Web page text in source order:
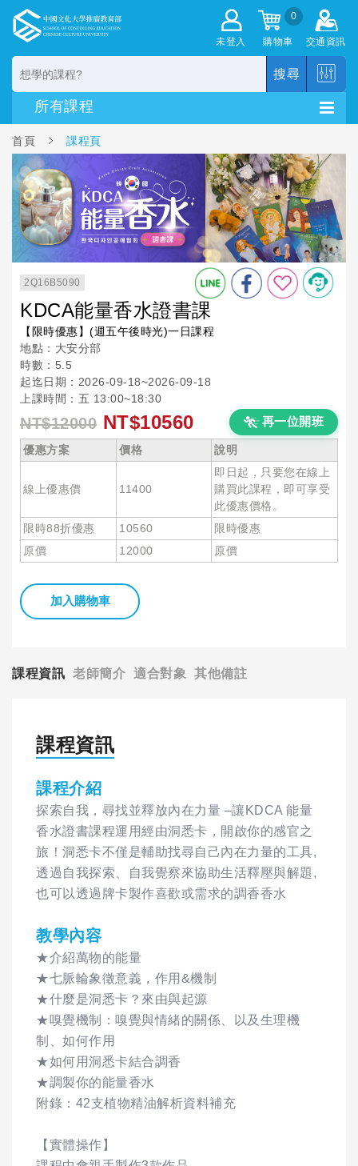
未登入
0
購物車 交通資訊
搜尋
首頁 課程頁
2Q16B5090
KDCA能量香水證書課
【限時優惠】(週五午後時光)一日課程
地點：大安分部
時數：5.5
起迄日期：2026-09-18~2026-09-18
上課時間：五 13:00~18:30
NT$12000 NT$10560 再一位開班
優惠方案 價格 說明
線上優惠價 11400
即日起，只要您在線上
購買此課程，即可享受
此優惠價格。
限時88折優惠
10560
限時優惠
原價
12000 原價
加入購物車
課程資訊 老師簡介 適合對象 其他備註
課程資訊
課程介紹
探索自我，尋找並釋放內在力量 –讓KDCA 能量
香水證書課程運用經由洞悉卡，開啟你的感官之
旅！洞悉卡不僅是輔助找尋自己內在力量的工具,
透過自我探索、自我覺察來協助生活釋壓與解題,
也可以透過牌卡製作喜歡或需求的調香香水
教學內容
★介紹萬物的能量
★七脈輪象徵意義，作用&機制
★什麼是洞悉卡？來由與起源
★嗅覺機制：嗅覺與情緒的關係、以及生理機
制、如何作用
★如何用洞悉卡結合調香
★調製你的能量香水
附錄：42支植物精油解析資料補充
【實體操作】